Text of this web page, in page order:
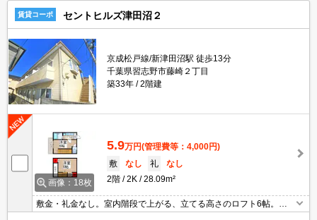
賃貸コーポ セントヒルズ津田沼２
京成松戸線/新津田沼駅 徒歩13分
千葉県習志野市藤崎２丁目
築33年
2階建
画像：18枚
5.9万円(管理費等：4,000円)
敷
なし 礼
なし
2階
2K 28.09m²
敷金・礼金なし。室内階段で上がる、立てる高さのロフト6帖。南
向きで日当り良好。仲介手数料家賃の55%。駐輪場は2年契約、2,0